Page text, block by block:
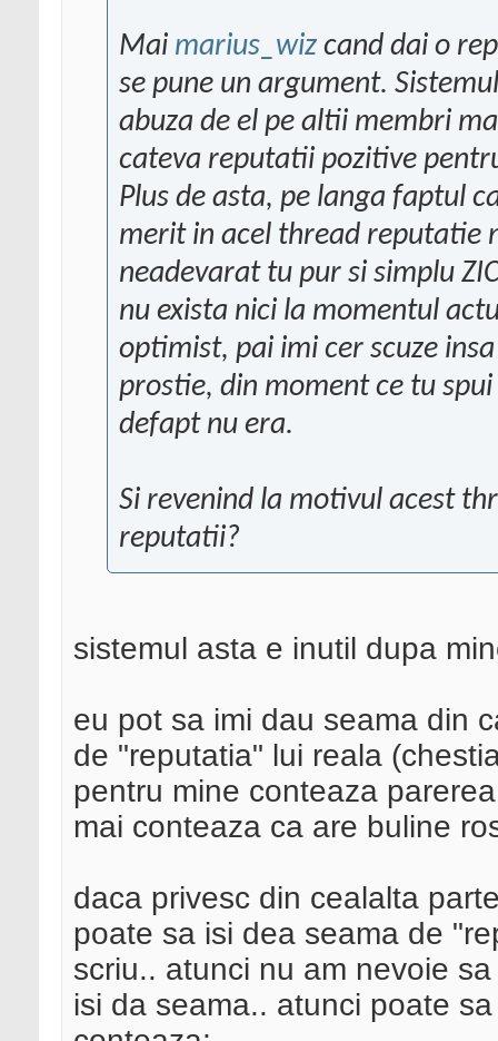
Mai marius_wiz cand dai o
se pune un argument.
abuza de el pe altii membri
cateva reputatii pozitive
Plus de asta, pe langa faptul
merit in acel thread reputatie
neadevarat tu pur si simplu
nu exista nici la momentul
optimist, pai imi cer scuze
prostie, din moment ce tu
defapt nu era.
Si revenind la motivul acest
reputatii?
sistemul asta e inutil dupa
eu pot sa imi dau seama din
de "reputatia" lui reala
pentru mine conteaza
mai conteaza ca are buline
daca privesc din cealalta
poate sa isi dea seama de
scriu.. atunci nu am nevoie
isi da seama.. atunci poate